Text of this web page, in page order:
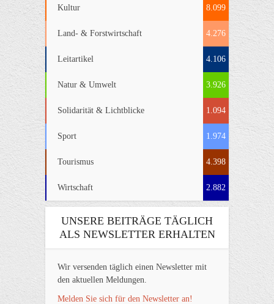
Kultur 8.099
Land- & Forstwirtschaft 4.276
Leitartikel 4.106
Natur & Umwelt 3.926
Solidarität & Lichtblicke 1.094
Sport 1.974
Tourismus 4.398
Wirtschaft 2.882
UNSERE BEITRÄGE TÄGLICH
ALS NEWSLETTER ERHALTEN
Wir versenden täglich einen Newsletter mit
den aktuellen Meldungen.
Melden Sie sich für den Newsletter an!